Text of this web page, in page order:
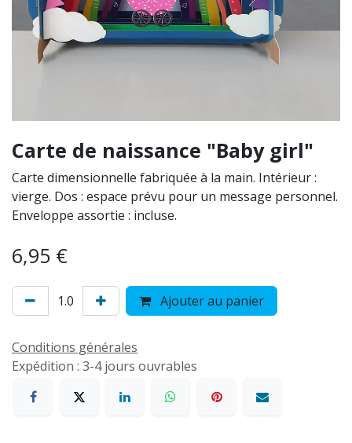
Carte de naissance "Baby girl"
Carte dimensionnelle fabriquée à la main. Intérieur :
vierge. Dos : espace prévu pour un message personnel.
Enveloppe assortie : incluse.
6,95 €
Ajouter au panier
Conditions générales
Expédition : 3-4 jours ouvrables